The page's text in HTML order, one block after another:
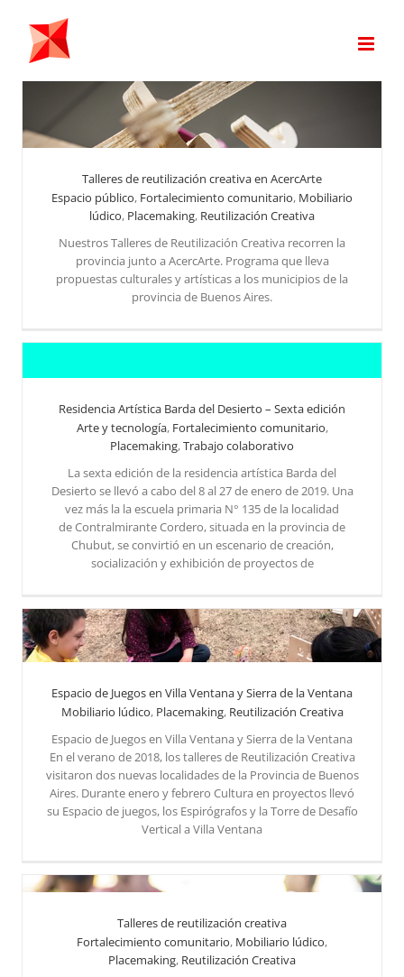
contenido
Talleres de reutilización creativa en AcercArte
Espacio público, Fortalecimiento comunitario, Mobiliario
lúdico, Placemaking, Reutilización Creativa
Nuestros Talleres de Reutilización Creativa recorren la
provincia junto a AcercArte. Programa que lleva
propuestas culturales y artísticas a los municipios de la
provincia de Buenos Aires.
Residencia Artística Barda del Desierto – Sexta edición
Arte y tecnología, Fortalecimiento comunitario,
Placemaking,Trabajo colaborativo
La sexta edición de la residencia artística Barda del
Desierto se llevó a cabo del 8 al 27 de enero de 2019. Una
vez más la la escuela primaria N° 135 de la localidad
de Contralmirante Cordero, situada en la provincia de
Chubut, se convirtió en un escenario de creación,
socialización y exhibición de proyectos de
Espacio de Juegos en Villa Ventana y Sierra de la Ventana
Mobiliario lúdico, Placemaking, Reutilización Creativa
Espacio de Juegos en Villa Ventana y Sierra de la Ventana
En el verano de 2018, los talleres de Reutilización Creativa
visitaron dos nuevas localidades de la Provincia de Buenos
Aires. Durante enero y febrero Cultura en proyectos llevó
su Espacio de juegos, los Espirógrafos y la Torre de Desafío
Vertical a Villa Ventana
Talleres de reutilización creativa
Fortalecimiento comunitario, Mobiliario lúdico,
Placemaking, Reutilización Creativa